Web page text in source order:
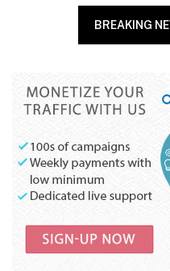
BREAKING